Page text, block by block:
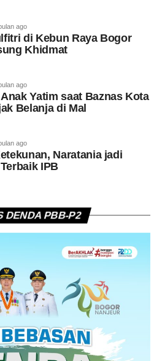
ago
di Kebun Raya Bogor
Khidmat
ago
Yatim saat Baznas Kota
Belanja di Mal
ago
Naratania jadi
IPB
DENDA PBB-P2